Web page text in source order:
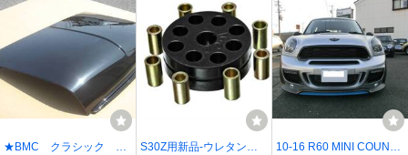
★BMC クラシック ミ
S30Z用新品-ウレタンブ
10-16 R60 MINI COUNT